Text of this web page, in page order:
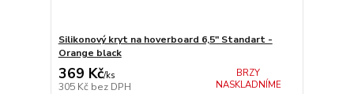
Silikonový kryt na hoverboard 6,5" Standart -
Orange black
369 Kč/ks
305 Kč bez DPH
BRZY
NASKLADNÍME